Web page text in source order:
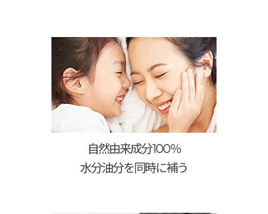
自然由来成分100％
水分油分を同時に補う